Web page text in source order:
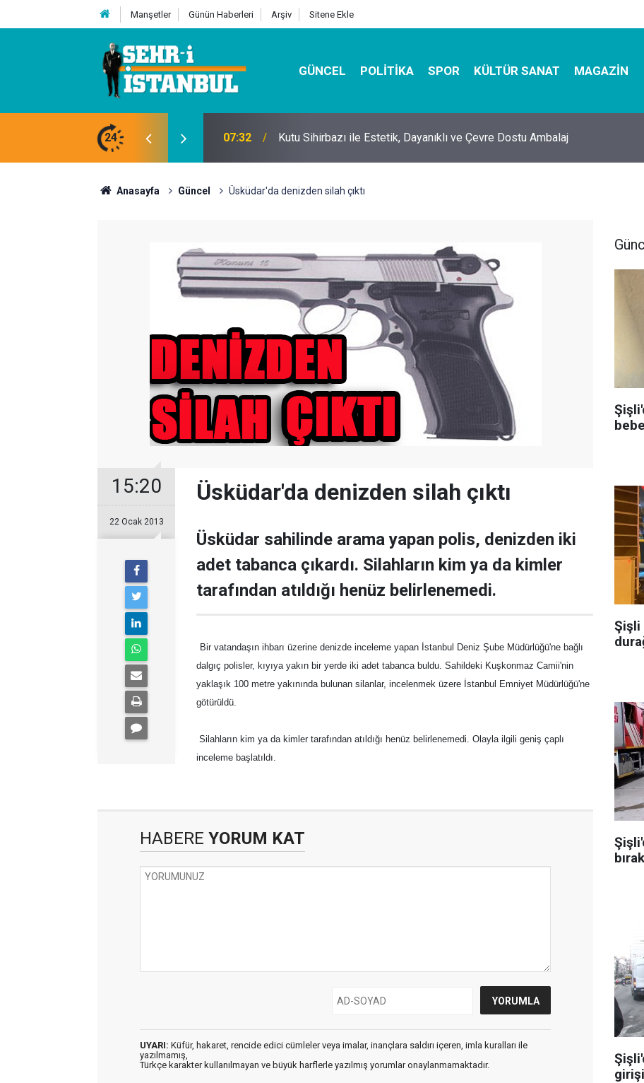
Manşetler Günün Haberleri Arşiv Sitene Ekle
GÜNCEL POLITIKA SPOR KÜLTÜR SANAT MAGAZIN
24 07:32 Kutu Sihirbazı ile Estetik, Dayanıklı ve Çevre Dostu Ambalaj
Anasayfa Güncel Üsküdar'da denizden silah çıktı
15:20
22 Ocak 2013
Üsküdar'da denizden silah çıktı
Üsküdar sahilinde arama yapan polis, denizden iki
adet tabanca çıkardı. Silahların kim ya da kimler
tarafından atıldığı henüz belirlenemedi.
Bir vatandaşın ihbarı üzerine denizde inceleme yapan İstanbul Deniz Şube Müdürlüğü'ne bağlı
dalgıç polisler, kıyıya yakın bir yerde iki adet tabanca buldu. Sahildeki Kuşkonmaz Camii'nin
yaklaşık 100 metre yakınında bulunan silanlar, incelenmek üzere İstanbul Emniyet Müdürlüğü'ne
götürüldü.
Silahların kim ya da kimler tarafından atıldığı henüz belirlenemedi. Olayla ilgili geniş çaplı
inceleme başlatıldı.
HABERE YORUM KAT
UYARI: Küfür, hakaret, rencide edici cümleler veya imalar, inançlara saldırı içeren, imla kuralları ile
yazılmamış,
Türkçe karakter kullanılmayan ve büyük harflerle yazılmış yorumlar onaylanmamaktadır.
Şişli